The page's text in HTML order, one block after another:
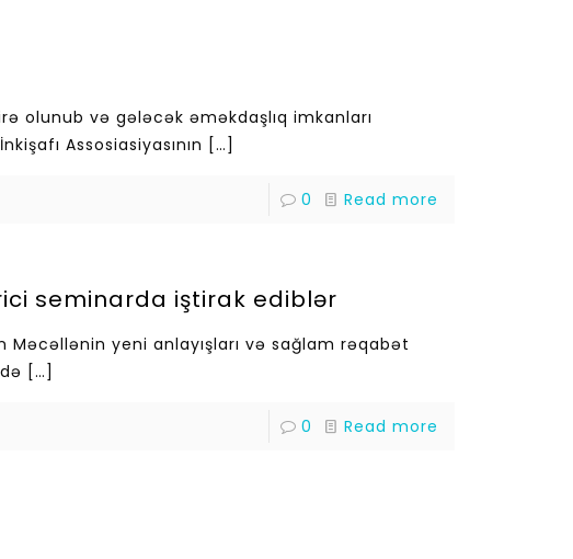
olunub və gələcək əməkdaşlıq imkanları
Assosiasiyasının […]
0 Read more
seminarda iştirak ediblər
yeni anlayışları və sağlam rəqabət
[…]
0 Read more